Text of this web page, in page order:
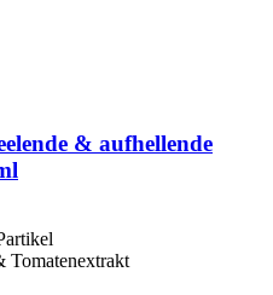
& aufhellende
Tomatenextrakt